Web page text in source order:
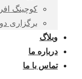
کوچینگ
برگزاری
وبلاگ
درباره ما
تماس با ما